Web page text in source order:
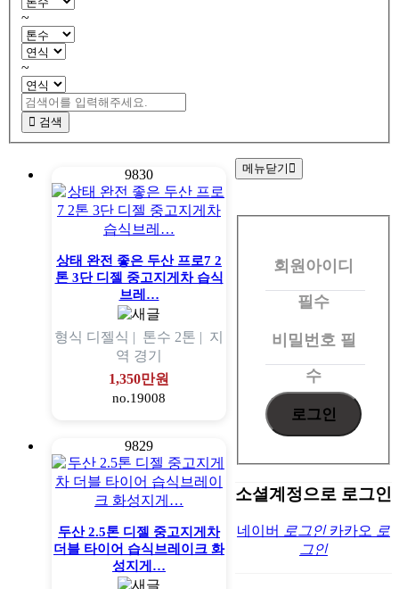
~
~
검색
9830
상태 완전 좋은 두산 프로7 2
톤 3단 디젤 중고지게차 습식
브레…
형식 디젤식 | 톤수 2톤 | 지
역 경기
1,350만원
no.19008
9829
두산 2.5톤 디젤 중고지게차
더블 타이어 습식브레이크 화
성지게…
메뉴닫기
회
회원아이디
필수
비밀번호 필
수
소셜계정으로 로그인
네이버 로그인 카카오 로
그인